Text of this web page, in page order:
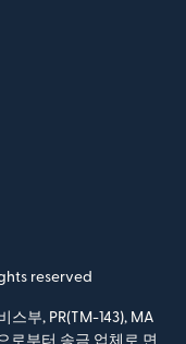
reserved
스부, PR(TM-143), MA
로부터 송금 업체로 면